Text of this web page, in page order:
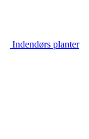
Indendørs planter